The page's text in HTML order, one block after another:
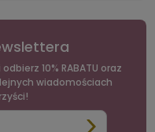
10% RABATU oraz
wiadomościach